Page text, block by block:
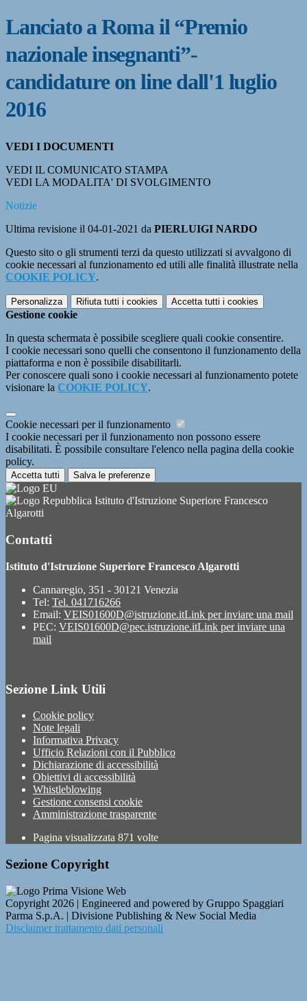
Lanciato a Roma il “Premio
nazionale insegnanti”-
candidature on line dall'1 luglio
2016
VEDI I DOCUMENTI
VEDI IL COMUNICATO STAMPA
VEDI LA MODALITA' DI SVOLGIMENTO
Notizie
Ultima revisione il 04-01-2021 da PIERLUIGI NARDO
Questo sito o gli strumenti terzi da questo utilizzati si avvalgono di
cookie necessari al funzionamento ed utili alle finalità illustrate nella
COOKIE POLICY.
Personalizza Rifiuta tutti i cookies Accetta tutti i cookies
Gestione cookie
In questa schermata è possibile scegliere quali cookie consentire.
I cookie necessari sono quelli che consentono il funzionamento della
piattaforma e non è possibile disabilitarli.
Per conoscere quali sono i cookie necessari al funzionamento potete
visionare la COOKIE POLICY.
Cookie necessari per il funzionamento
I cookie necessari per il funzionamento non possono essere
disabilitati. È possibile consultare l'elenco nella pagina della cookie
policy.
Accetta tutti Salva le preferenze
Istituto d'Istruzione Superiore Francesco
Algarotti
Contatti
Istituto d'Istruzione Superiore Francesco Algarotti
Cannaregio, 351 - 30121 Venezia
Tel: Tel. 041716266
Email: VEIS01600D@istruzione.itLink per inviare una mail
PEC: VEIS01600D@pec.istruzione.itLink per inviare una
mail
Sezione Link Utili
Cookie policy
Note legali
Informativa Privacy
Ufficio Relazioni con il Pubblico
Dichiarazione di accessibilità
Obiettivi di accessibilità
Whistleblowing
Gestione consensi cookie
Amministrazione trasparente
Pagina visualizzata 871 volte
Sezione Copyright
Copyright 2026 | Engineered and powered by Gruppo Spaggiari
Parma S.p.A. | Divisione Publishing & New Social Media
Disclaimer trattamento dati personali